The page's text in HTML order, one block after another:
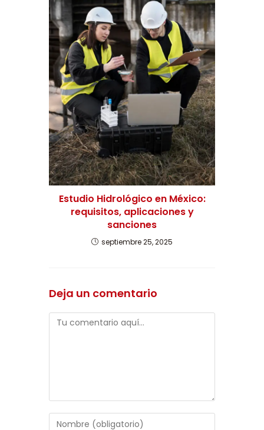
Estudio Hidrológico en México:
requisitos, aplicaciones y
sanciones
septiembre 25, 2025
Deja un comentario